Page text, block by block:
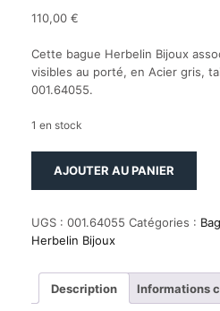
110,00 €
Cette bague Herbelin Bijoux
visibles au porté, en Acier gris,
001.64055.
1 en stock
bijoux
taille
newport
double
AJOUTER AU PANIER
UGS : 001.64055 Catégories :
Herbelin Bijoux
Description Informations